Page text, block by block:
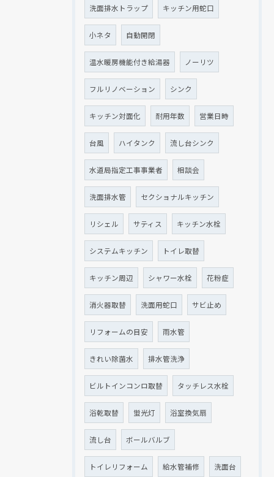
洗面排水トラップ キッチン用蛇口
小ネタ 自動開閉
温水暖房機能付き給湯器 ノーリツ
フルリノベーション シンク
キッチン対面化 耐用年数 営業日時
台風 ハイタンク 流し台シンク
水道局指定工事事業者 相談会
洗面排水管 セクショナルキッチン
リシェル サティス キッチン水栓
システムキッチン トイレ取替
キッチン周辺 シャワー水栓 花粉症
消火器取替 洗面用蛇口 サビ止め
リフォームの目安 雨水管
きれい除菌水 排水管洗浄
ビルトインコンロ取替 タッチレス水栓
浴乾取替 蛍光灯 浴室換気扇
流し台 ボールバルブ
トイレリフォーム 給水管補修 洗面台